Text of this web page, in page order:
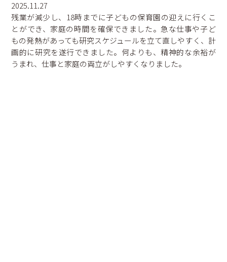
2025.11.27
残業が減少し、18時までに子どもの保育園の迎えに行くこ
とができ、家庭の時間を確保できました。急な仕事や子ど
もの発熱があっても研究スケジュールを立て直しやすく、計
画的に研究を遂行できました。何よりも、精神的な余裕が
うまれ、仕事と家庭の両立がしやすくなりました。
ダイバーシティ
熊本大学ダイバーシティ宣言
性の多様性ガイドライン
相談窓口・お問い合わせ
サイトマップ